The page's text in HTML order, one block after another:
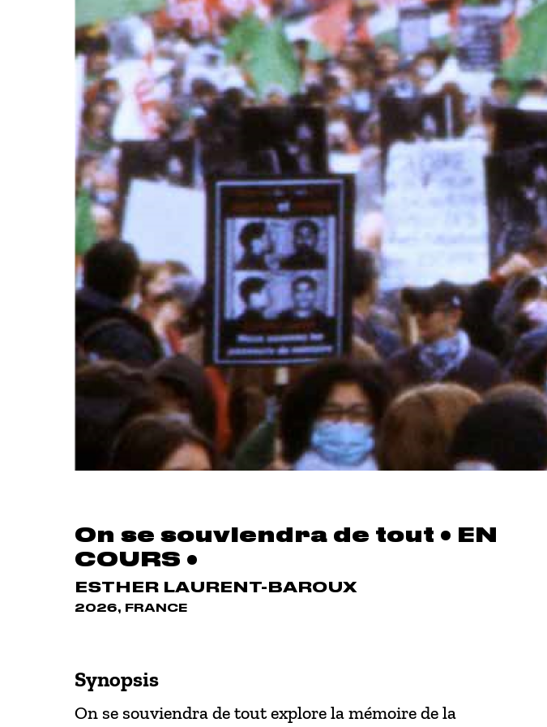
On se souviendra de tout • EN
COURS •
ESTHER LAURENT-BAROUX
2026, FRANCE
Synopsis
On se souviendra de tout explore la mémoire de la